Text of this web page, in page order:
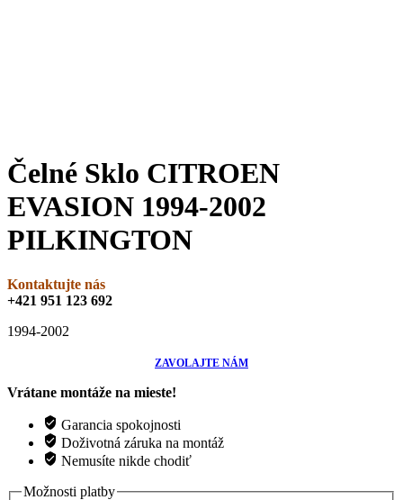
Čelné Sklo CITROEN
EVASION 1994-2002
PILKINGTON
Kontaktujte nás
+421 951 123 692
1994-2002
ZAVOLAJTE NÁM
Vrátane montáže na mieste!
Garancia spokojnosti
Doživotná záruka na montáž
Nemusíte nikde chodiť
Možnosti platby